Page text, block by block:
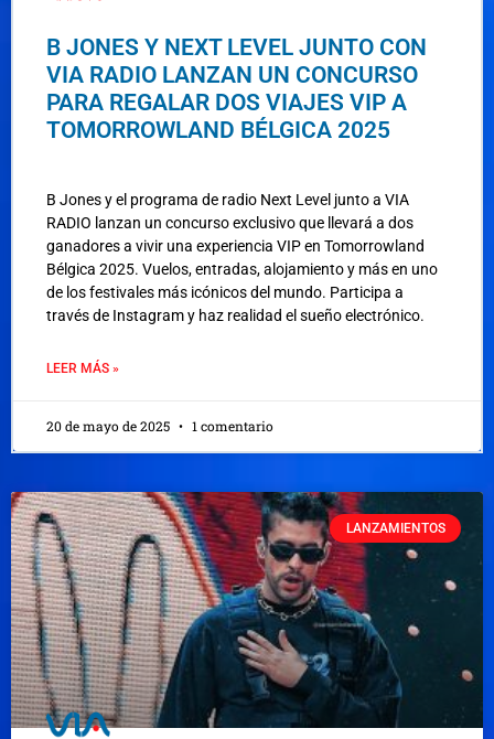
B JONES Y NEXT LEVEL JUNTO CON
VIA RADIO LANZAN UN CONCURSO
PARA REGALAR DOS VIAJES VIP A
TOMORROWLAND BÉLGICA 2025
B Jones y el programa de radio Next Level junto a VIA
RADIO lanzan un concurso exclusivo que llevará a dos
ganadores a vivir una experiencia VIP en Tomorrowland
Bélgica 2025. Vuelos, entradas, alojamiento y más en uno
de los festivales más icónicos del mundo. Participa a
través de Instagram y haz realidad el sueño electrónico.
LEER MÁS »
20 de mayo de 2025 1 comentario
LANZAMIENTOS